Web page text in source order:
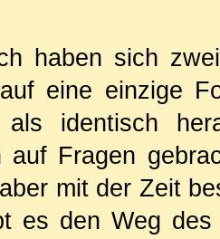
haben sich
eine einzige
identisch
auf Fragen
mit der Zeit
es den Weg